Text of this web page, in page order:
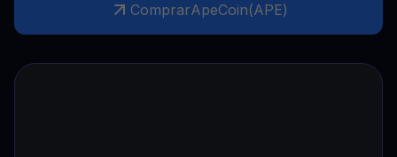
ComprarApeCoin(APE)